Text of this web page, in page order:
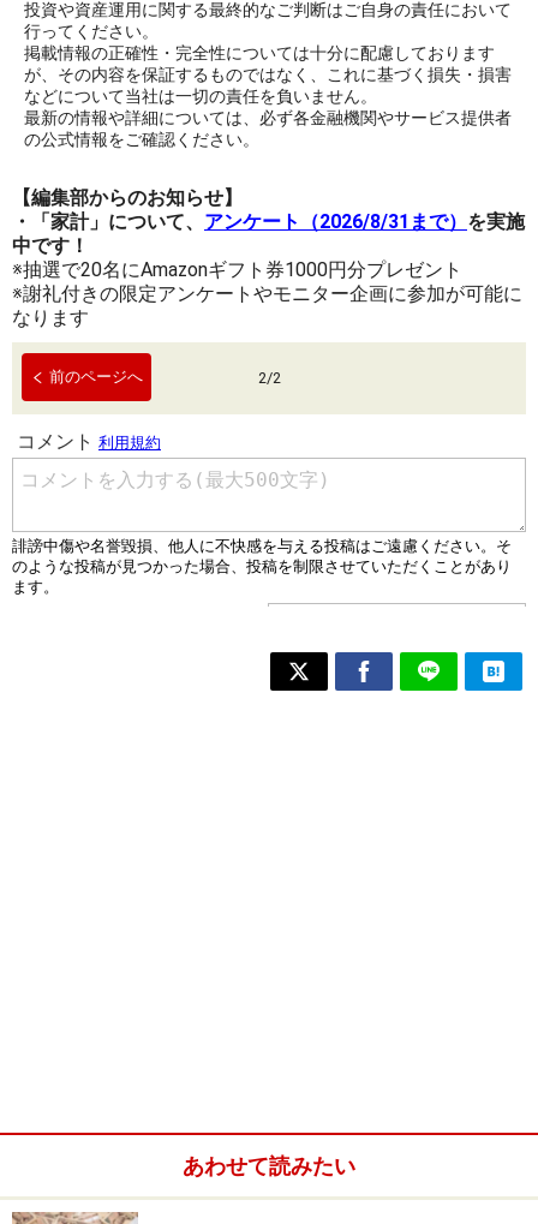
投資や資産運用に関する最終的なご判断はご自身の責任において
行ってください。
掲載情報の正確性・完全性については十分に配慮しております
が、その内容を保証するものではなく、これに基づく損失・損害
などについて当社は一切の責任を負いません。
最新の情報や詳細については、必ず各金融機関やサービス提供者
の公式情報をご確認ください。
【編集部からのお知らせ】
・「家計」について、 アンケート（2026/8/31まで） を実施
中です！
※抽選で20名にAmazonギフト券1000円分プレゼント
※謝礼付きの限定アンケートやモニター企画に参加が可能に
なります
前のページへ 2/2
あわせて読みたい